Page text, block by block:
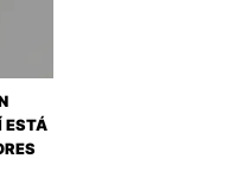
ESTÁ